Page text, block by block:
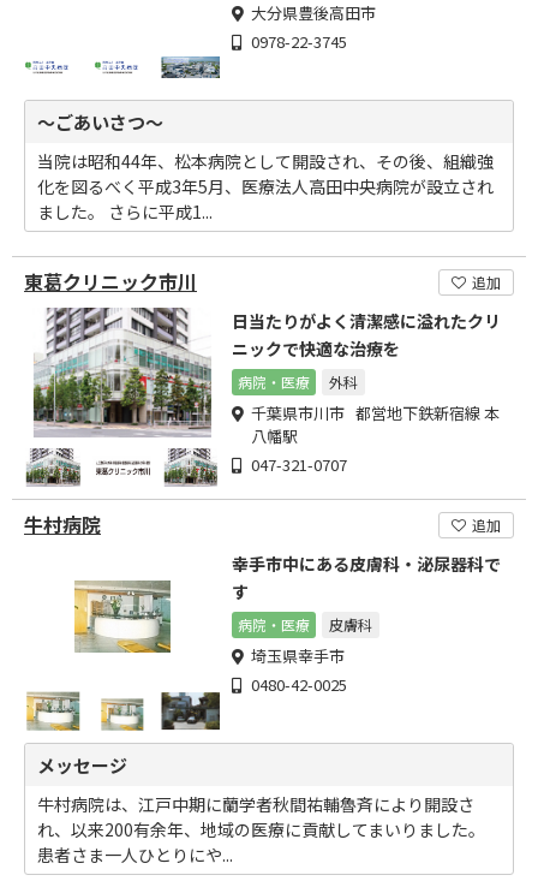
大分県豊後高田市
0978-22-3745
～ごあいさつ～
当院は昭和44年、松本病院として開設され、その後、組織強
化を図るべく平成3年5月、医療法人高田中央病院が設立され
ました。 さらに平成1...
東葛クリニック市川 追加
日当たりがよく清潔感に溢れたクリ
ニックで快適な治療を
病院・医療 外科
千葉県市川市 都営地下鉄新宿線 本
八幡駅
047-321-0707
牛村病院 追加
幸手市中にある皮膚科・泌尿器科で
す
病院・医療 皮膚科
埼玉県幸手市
0480-42-0025
メッセージ
牛村病院は、江戸中期に蘭学者秋間祐輔魯斉により開設さ
れ、以来200有余年、地域の医療に貢献してまいりました。
患者さま一人ひとりにや...